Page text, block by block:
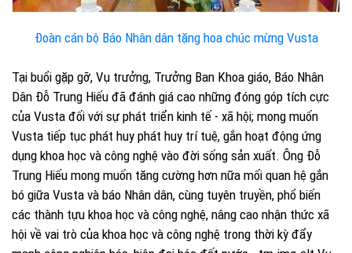
Đoàn cán bộ Báo Nhân dân tặng hoa chúc mừng Vusta
Tại buổi gặp gỡ, Vụ trưởng, Trưởng Ban Khoa giáo, Báo Nhân
Dân Đỗ Trung Hiếu đã đánh giá cao những đóng góp tích cực
của Vusta đối với sự phát triển kinh tế - xã hội; mong muốn
Vusta tiếp tục phát huy phát huy trí tuệ, gắn hoạt động ứng
dụng khoa học và công nghệ vào đời sống sản xuất. Ông Đỗ
Trung Hiếu mong muốn tăng cường hơn nữa mối quan hệ gắn
bó giữa Vusta và báo Nhân dân, cùng tuyên truyền, phổ biến
các thành tựu khoa học và công nghệ, nâng cao nhận thức xã
hội về vai trò của khoa học và công nghệ trong thời kỳ đẩy